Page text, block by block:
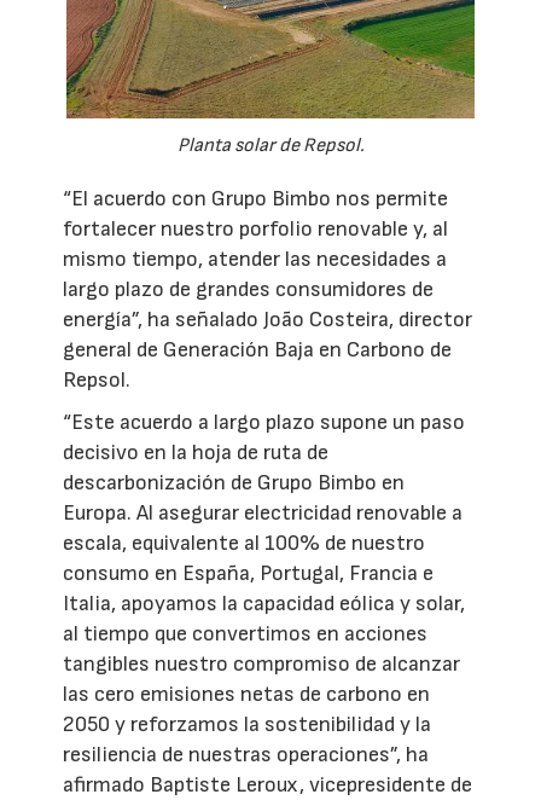
Planta solar de Repsol.
“El acuerdo con Grupo Bimbo nos permite
fortalecer nuestro porfolio renovable y, al
mismo tiempo, atender las necesidades a
largo plazo de grandes consumidores de
energía”, ha señalado João Costeira, director
general de Generación Baja en Carbono de
Repsol.
“Este acuerdo a largo plazo supone un paso
decisivo en la hoja de ruta de
descarbonización de Grupo Bimbo en
Europa. Al asegurar electricidad renovable a
escala, equivalente al 100% de nuestro
consumo en España, Portugal, Francia e
Italia, apoyamos la capacidad eólica y solar,
al tiempo que convertimos en acciones
tangibles nuestro compromiso de alcanzar
las cero emisiones netas de carbono en
2050 y reforzamos la sostenibilidad y la
resiliencia de nuestras operaciones”, ha
afirmado Baptiste Leroux, vicepresidente de